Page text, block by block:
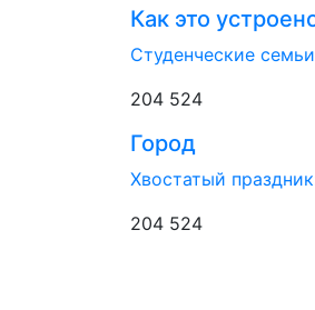
Как это
Студенческие
204 524
Город
Хвостатый
204 524